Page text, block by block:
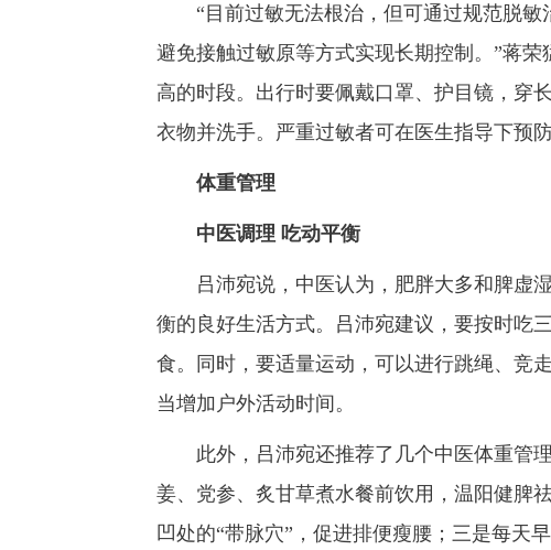
“目前过敏无法根治，但可通过规范脱敏
避免接触过敏原等方式实现长期控制。”蒋
高的时段。出行时要佩戴口罩、护目镜，穿
衣物并洗手。严重过敏者可在医生指导下预
体重管理
中医调理 吃动平衡
吕沛宛说，中医认为，肥胖大多和脾虚湿
衡的良好生活方式。吕沛宛建议，要按时吃
食。同时，要适量运动，可以进行跳绳、竞
当增加户外活动时间。
此外，吕沛宛还推荐了几个中医体重管理
姜、党参、炙甘草煮水餐前饮用，温阳健脾
凹处的“带脉穴”，促进排便瘦腰；三是每天